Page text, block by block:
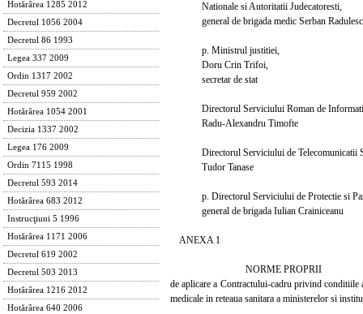
Hotărârea 1285 2012
Decretul 1056 2004
Decretul 86 1993
Legea 337 2009
Ordin 1317 2002
Decretul 959 2002
Hotărârea 1054 2001
Decizia 1337 2002
Legea 176 2009
Ordin 7115 1998
Decretul 593 2014
Hotărârea 683 2012
Instrucţiuni 5 1996
Hotărârea 1171 2006
Decretul 619 2002
Decretul 503 2013
Hotărârea 1216 2012
Hotărârea 640 2006
Nationale si Autoritatii Judecatoresti,
general de brigada medic Serban
p. Ministrul justitiei,
Doru Crin Trifoi,
secretar de stat
Directorul Serviciului Roman de
Radu-Alexandru Timofte
Directorul Serviciului de Telecomunicatii
Tudor Tanase
p. Directorul Serviciului de Protectie si
general de brigada Iulian Crainiceanu
ANEXA 1
NORME PROPRII
de aplicare a Contractului-cadru privind conditiile
medicale in reteaua sanitara a ministerelor si